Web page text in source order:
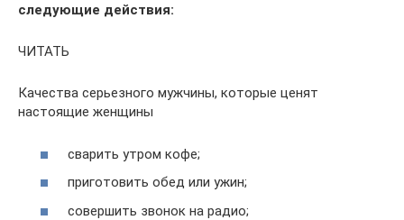
следующие действия:
ЧИТАТЬ
Качества серьезного мужчины, которые ценят
настоящие женщины
сварить утром кофе;
приготовить обед или ужин;
совершить звонок на радио;